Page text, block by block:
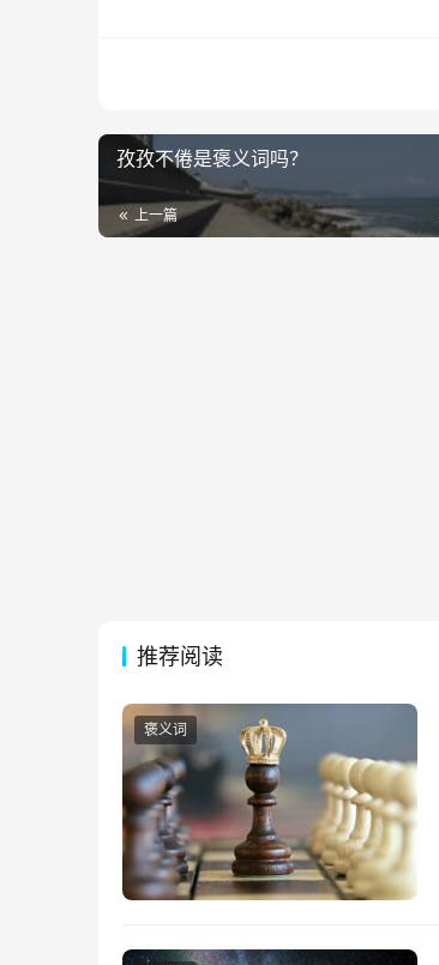
孜孜不倦是褒义词吗？
上一篇
推荐阅读
褒义词